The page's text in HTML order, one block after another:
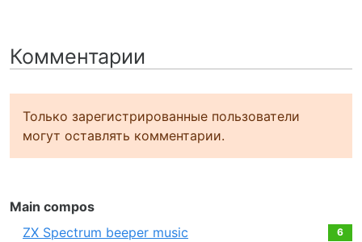
Комментарии
Только зарегистрированные пользователи
могут оставлять комментарии.
Main compos
ZX Spectrum beeper music
6